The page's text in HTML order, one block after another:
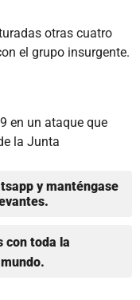
otras cuatro
el grupo insurgente.
en un ataque que
la Junta
y manténgase
con toda la